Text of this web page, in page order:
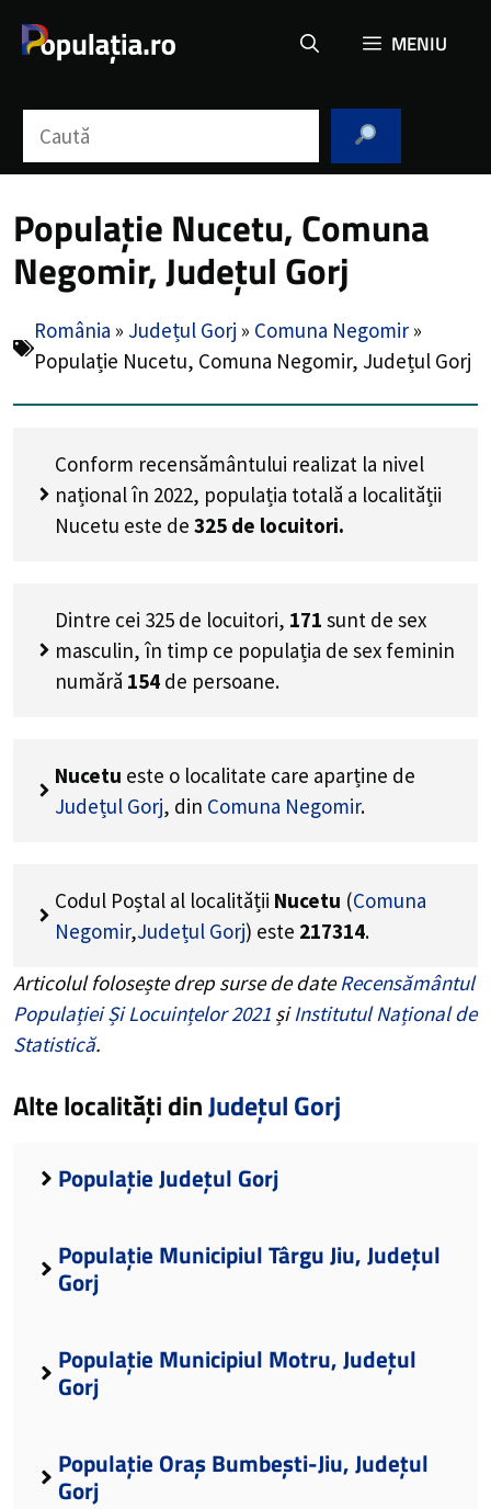
MENIU
Populație Nucetu, Comuna
Negomir, Județul Gorj
România » Județul Gorj » Comuna Negomir »
Populație Nucetu, Comuna Negomir, Județul Gorj
Conform recensământului realizat la nivel
național în 2022, populația totală a localității
Nucetu este de 325 de locuitori.
Dintre cei 325 de locuitori, 171 sunt de sex
masculin, în timp ce populația de sex feminin
numără 154 de persoane.
Nucetu este o localitate care aparține de
Județul Gorj, din Comuna Negomir.
Codul Poștal al localității Nucetu (Comuna
Negomir,Județul Gorj) este 217314.
Articolul folosește drep surse de dateRecensământul
Populației Și Locuințelor 2021 șiInstitutul Național de
Statistică.
Alte localități dinJudețul Gorj
Populație Județul Gorj
Populație Municipiul Târgu Jiu, Județul
Gorj
Populație Municipiul Motru, Județul
Gorj
Populație Oraș Bumbești-Jiu, Județul
Gorj